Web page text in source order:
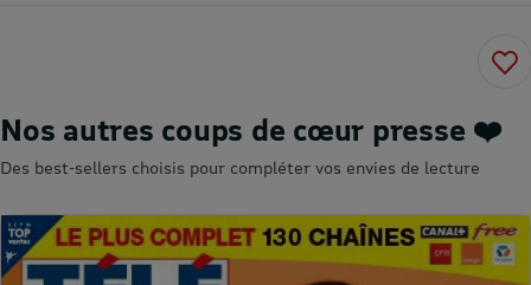
Nos autres coups de cœur presse ❤️
Des best-sellers choisis pour compléter vos envies de lecture